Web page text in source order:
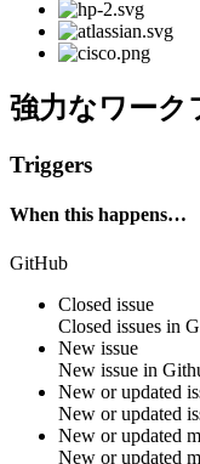
強力なワーク
Triggers
When this happens…
GitHub
Closed issue
Closed issues in
New issue
New issue in
New or updated
New or updated
New or updated
New or updated